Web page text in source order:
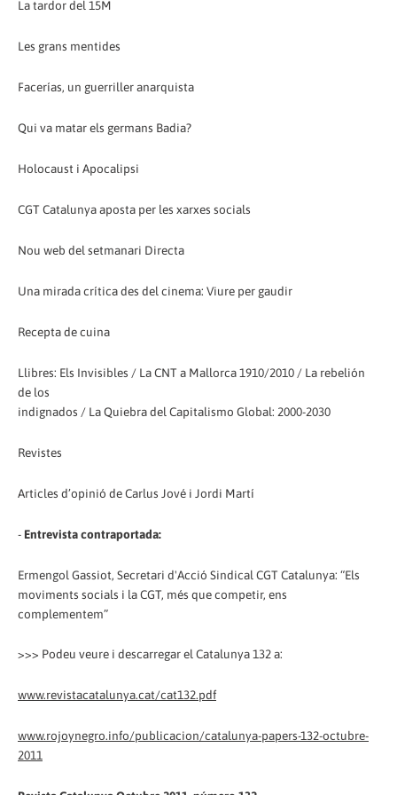
La tardor del 15M
Les grans mentides
Facerías, un guerriller anarquista
Qui va matar els germans Badia?
Holocaust i Apocalipsi
CGT Catalunya aposta per les xarxes socials
Nou web del setmanari Directa
Una mirada crítica des del cinema: Viure per gaudir
Recepta de cuina
Llibres: Els Invisibles / La CNT a Mallorca 1910/2010 / La rebelión
de los
indignados / La Quiebra del Capitalismo Global: 2000-2030
Revistes
Articles d’opinió de Carlus Jové i Jordi Martí
- Entrevista contraportada:
Ermengol Gassiot, Secretari d'Acció Sindical CGT Catalunya: “Els
moviments socials i la CGT, més que competir, ens
complementem”
>>> Podeu veure i descarregar el Catalunya 132 a:
www.revistacatalunya.cat/cat132.pdf
www.rojoynegro.info/publicacion/catalunya-papers-132-octubre-
2011